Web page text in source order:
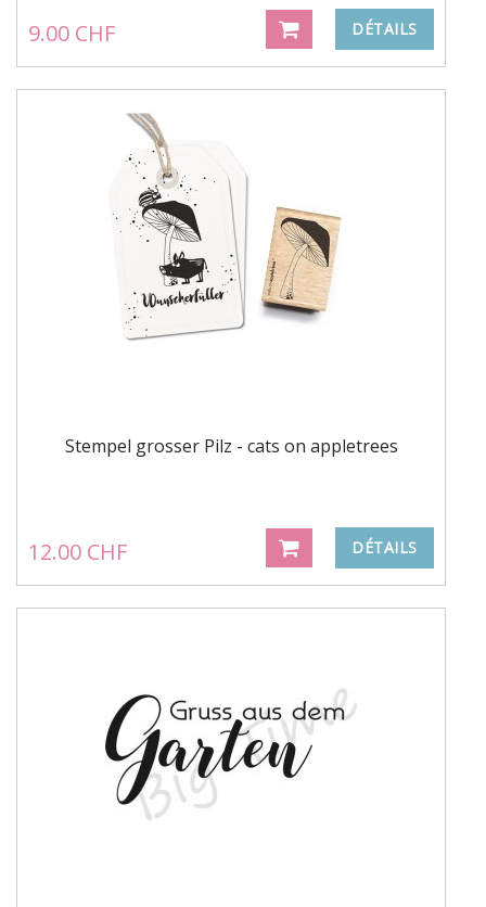
9.00 CHF DÉTAILS
Stempel grosser Pilz - cats on appletrees
12.00 CHF DÉTAILS